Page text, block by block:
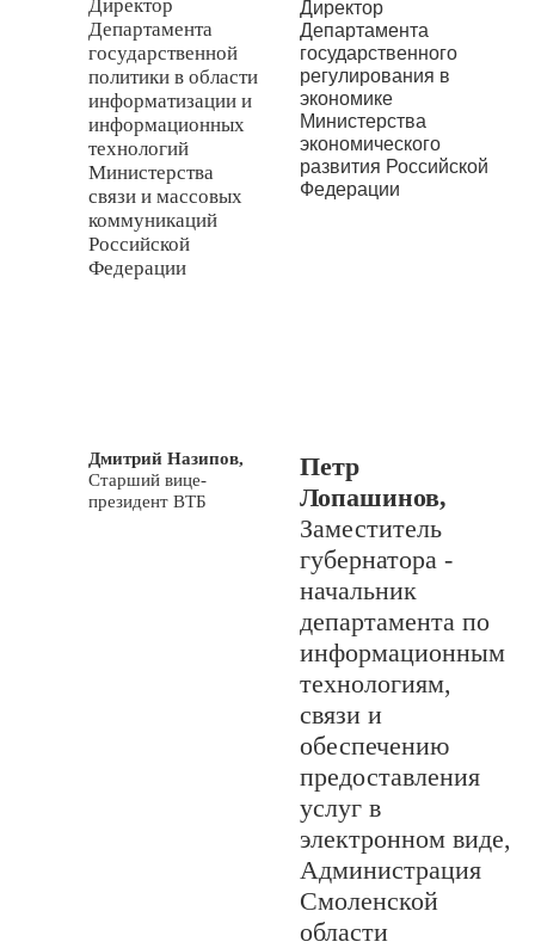
Директор
Департамента
государственной
политики в области
информатизации и
информационных
технологий
Министерства
связи и массовых
коммуникаций
Российской
Федерации
Директор
Департамента
государственного
регулирования в
экономике
Министерства
экономического
развития Российской
Федерации
Дмитрий Назипов,
Старший вице-
президент ВТБ
Петр
Лопашинов,
Заместитель
губернатора -
начальник
департамента по
информационным
технологиям,
связи и
обеспечению
предоставления
услуг в
электронном виде,
Администрация
Смоленской
области